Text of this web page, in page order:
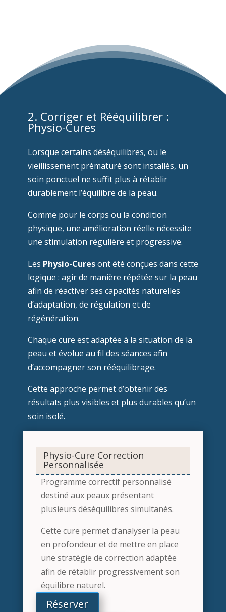
2. Corriger et Rééquilibrer :
Physio-Cures
Lorsque certains déséquilibres, ou le
vieillissement prématuré sont installés, un
soin ponctuel ne suffit plus à rétablir
durablement l’équilibre de la peau.
Comme pour le corps ou la condition
physique, une amélioration réelle nécessite
une stimulation régulière et progressive.
Les Physio-Curesont été conçues dans cette
logique : agir de manière répétée sur la peau
afin de réactiver ses capacités naturelles
d’adaptation, de régulation et de
régénération.
Chaque cure est adaptée à la situation de la
peau et évolue au fil des séances afin
d’accompagner son rééquilibrage.
Cette approche permet d’obtenir des
résultats plus visibles et plus durables qu’un
soin isolé.
Physio-Cure Correction
Personnalisée
Programme correctif personnalisé
destiné aux peaux présentant
plusieurs déséquilibres simultanés.
Cette cure permet d’analyser la peau
en profondeur et de mettre en place
une stratégie de correction adaptée
afin de rétablir progressivement son
équilibre naturel.
Réserver